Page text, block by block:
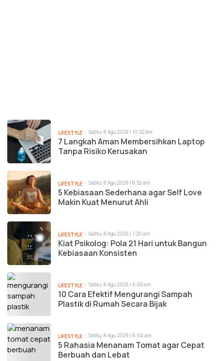
LIFESTYLE Sabtu, 8 Agu 2026 | 10:52 am
7 Langkah Aman Membersihkan Laptop
Tanpa Risiko Kerusakan
LIFESTYLE Sabtu, 8 Agu 2026 | 8:52 am
5 Kebiasaan Sederhana agar Self Love
Makin Kuat Menurut Ahli
LIFESTYLE Sabtu, 8 Agu 2026 | 7:20 am
Kiat Psikolog: Pola 21 Hari untuk Bangun
Kebiasaan Konsisten
LIFESTYLE Sabtu, 8 Agu 2026 | 6:55 am
10 Cara Efektif Mengurangi Sampah
Plastik di Rumah Secara Bijak
LIFESTYLE Sabtu, 8 Agu 2026 | 6:50 am
5 Rahasia Menanam Tomat agar Cepat
Berbuah dan Lebat